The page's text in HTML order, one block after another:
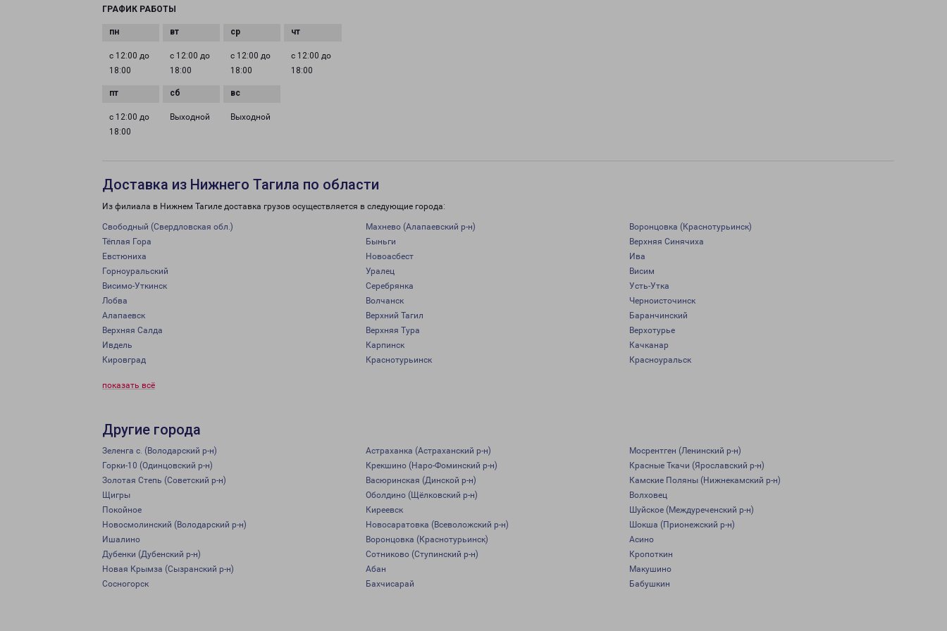
ГРАФИК РАБОТЫ
с 12:00 до
18:00
с 12:00 до
18:00
с 12:00 до
18:00
с 12:00 до
18:00
с 12:00 до
18:00
Выходной Выходной
Доставка из Нижнего Тагила по области
Из филиала в Нижнем Тагиле доставка грузов осуществляется в следующие города:
Свободный (Свердловская обл.) Махнево (Алапаевский р-н)
Воронцовка (Краснотурьинск)
Тёплая Гора
Быньги
Верхняя Синячиха
Евстюниха
Новоасбест
Ива
Горноуральский
Уралец
Висим
Висимо-Уткинск
Серебрянка
Усть-Утка
Лобва
Волчанск
Черноисточинск
Алапаевск
Верхний Тагил
Баранчинский
Верхняя Салда
Верхняя Тура
Верхотурье
Ивдель
Карпинск
Качканар
Кировград
Краснотурьинск Красноуральск
показать всё
Другие города
Зеленга с. (Володарский р-н) Астраханка (Астраханский р-н)
Мосрентген (Ленинский р-н)
Горки-10 (Одинцовский р-н)
Крекшино (Наро-Фоминский р-н)
Красные Ткачи (Ярославский р-н)
Золотая Степь (Советский р-н)
Васюринская (Динской р-н)
Камские Поляны (Нижнекамский р-н)
Щигры
Оболдино (Щёлковский р-н)
Волховец
Покойное
Киреевск
Шуйское (Междуреченский р-н)
Новосмолинский (Володарский р-н)
Новосаратовка (Всеволожский р-н)
Шокша (Прионежский р-н)
Ишалино
Воронцовка (Краснотурьинск)
Асино
Дубенки (Дубенский р-н)
Сотниково (Ступинский р-н)
Кропоткин
Новая Крымза (Сызранский р-н)
Абан
Макушино
Сосногорск
Бахчисарай Бабушкин